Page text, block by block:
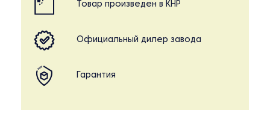
Товар произведен в КНР
Официальный дилер завода
Гарантия